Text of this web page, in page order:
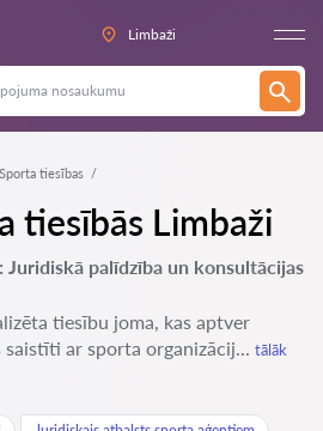
Limbaži
Sporta tiesības
tiesībās Limbaži
Juridiskā palīdzība un konsultācijas
tiesību joma, kas aptver
ar sporta organizācij... tālāk